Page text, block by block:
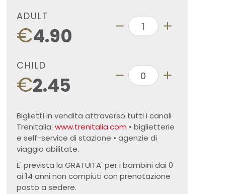
ADULT
€4.90
CHILD
€2.45
Biglietti in vendita attraverso tutti i canali
Trenitalia: www.trenitalia.com • biglietterie
e self-service di stazione • agenzie di
viaggio abilitate.
E' prevista la GRATUITA' per i bambini dai 0
ai 14 anni non compiuti con prenotazione
posto a sedere.